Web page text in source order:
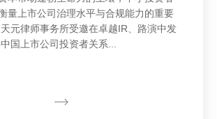
量上市公司治理水平与合规能力的重要
元律师事务所受邀在卓越IR、路演中发
国上市公司投资者关系...